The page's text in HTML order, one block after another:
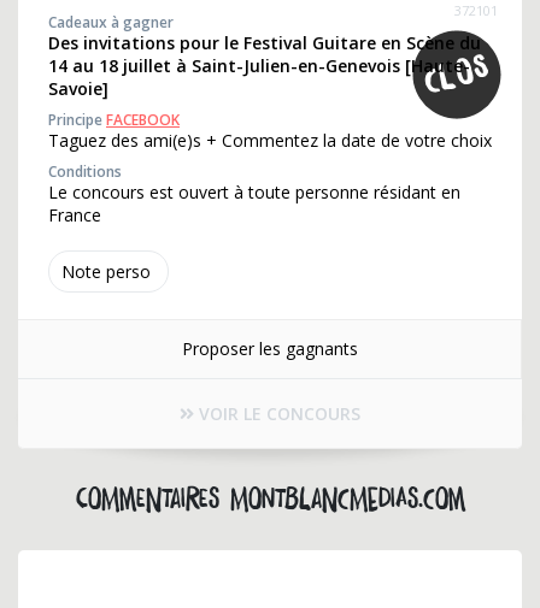
Note perso
372101
Cadeaux à gagner
Des invitations pour le Festival Guitare en Scène du
14 au 18 juillet à Saint-Julien-en-Genevois [Haute-
Savoie]
PrincipeFACEBOOK
Taguez des ami(e)s + Commentez la date de votre choix
Conditions
Le concours est ouvert à toute personne résidant en
France
Proposer les gagnants
VOIR LE CONCOURS
Commentaires montblancmedias.com